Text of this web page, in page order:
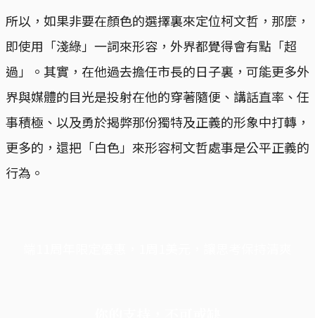
所以，如果非要在顏色的選擇裏來定位柯文哲，那麼，
即使用「淺綠」一詞來形容，外界都覺得會有點「超
過」。其實，在他過去擔任市長的日子裏，可能更多外
界與媒體的目光是投射在他的穿著隨便、講話直率、任
事積極、以及勇於揭弊那份獨特及正義的形象中打轉，
更多的，還把「白色」來形容柯文哲處事是公平正義的
行為。